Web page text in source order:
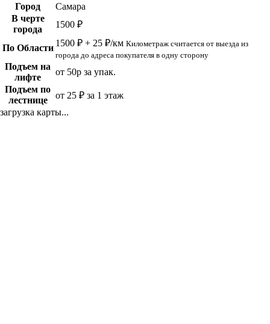
Город
Самара
В черте
города
1500 ₽
По Области 1500 ₽ + 25 ₽/км Километраж считается от выезда из
города до адреса покупателя в одну сторону
Подъем на
лифте
от 50р за упак.
Подъем по
лестнице
от 25 ₽ за 1 этаж
загрузка карты...